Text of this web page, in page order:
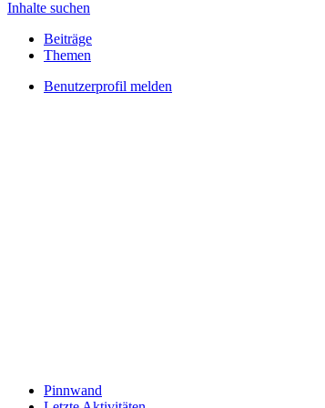
Inhalte suchen
Beiträge
Themen
Benutzerprofil melden
Pinnwand